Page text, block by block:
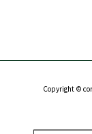
Copyright ©